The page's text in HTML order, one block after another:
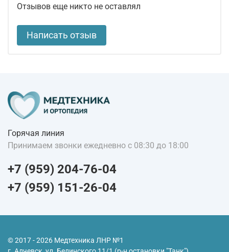
Отзывов еще никто не оставлял
Написать отзыв
Горячая линия
Принимаем звонки ежедневно с 08:30 до 18:00
+7 (959) 204-76-04
+7 (959) 151-26-04
© 2017 - 2026 Медтехника ЛНР №1